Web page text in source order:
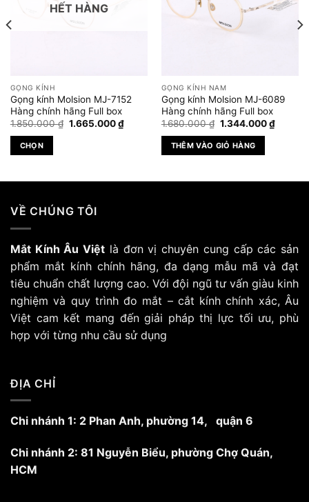
HẾT HÀNG
GỌNG KÍNH
Gọng kính Molsion MJ-7152
Hàng chính hãng Full box
1.850.000₫ Giá
1.665.000₫Giá
hiện
1.665.000 ₫.
CHỌN
có
thể.
Các
tùy
chọn
có
thể
được
trang
sản
GỌNG KÍNH NAM
Gọng kính Molsion MJ-6089
Hàng chính hãng Full box
1.680.000₫ Giá
là:
1.680.000 ₫.
1.344.000₫Giá
hiện
THÊM VÀO GIỎ HÀNG
₫.
VỀ CHÚNG TÔI
Mắt Kính Âu Việt là đơn vị chuyên cung cấp các sản
phẩm mắt kính chính hãng, đa dạng mẫu mã và đạt
tiêu chuẩn chất lượng cao. Với đội ngũ tư vấn giàu kinh
nghiệm và quy trình đo mắt – cắt kính chính xác, Âu
Việt cam kết mang đến giải pháp thị lực tối ưu, phù
hợp với từng nhu cầu sử dụng
ĐỊA CHỈ
Chi nhánh 1: 2 Phan Anh, phường 14, quận 6
Chi nhánh 2: 81 Nguyễn Biểu, phường Chợ Quán,
HCM